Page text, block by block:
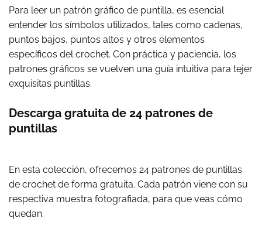
Para leer un patrón gráfico de puntilla, es esencial
entender los símbolos utilizados, tales como cadenas,
puntos bajos, puntos altos y otros elementos
específicos del crochet. Con práctica y paciencia, los
patrones gráficos se vuelven una guía intuitiva para tejer
exquisitas puntillas.
Descarga gratuita de 24 patrones de
puntillas
En esta colección, ofrecemos 24 patrones de puntillas
de crochet de forma gratuita. Cada patrón viene con su
respectiva muestra fotografiada, para que veas cómo
quedan.